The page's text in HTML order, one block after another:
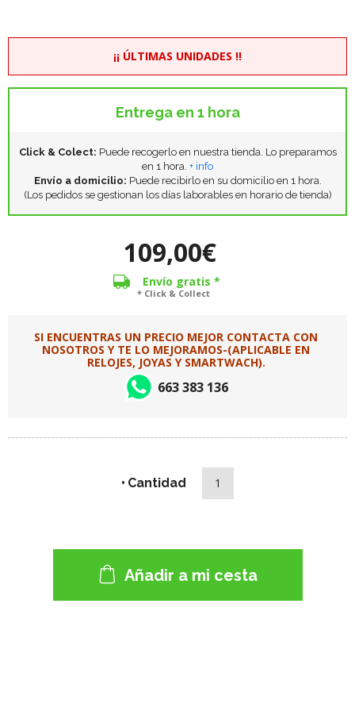
¡¡ ÚLTIMAS UNIDADES !!
Entrega en 1 hora
Click & Colect: Puede recogerlo en nuestra tienda. Lo preparamos
en 1 hora. + info
Envío a domicilio: Puede recibirlo en su domicilio en 1 hora.
(Los pedidos se gestionan los días laborables en horario de tienda)
109,00€
Envío gratis *
* Click & Collect
SI ENCUENTRAS UN PRECIO MEJOR CONTACTA CON
NOSOTROS Y TE LO MEJORAMOS-(APLICABLE EN
RELOJES, JOYAS Y SMARTWACH).
663 383 136
Cantidad
Añadir a mi cesta